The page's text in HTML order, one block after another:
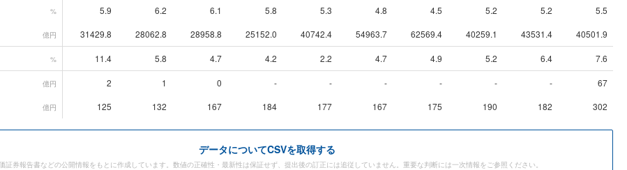
% 5.9 6.2 6.1 5.8 5.3 4.8 4.5 5.2 5.2 5.5
億円 31429.8 28062.8 28958.8 25152.0 40742.4 54963.7 62569.4 40259.1 43531.4 40501.9
% 11.4 5.8 4.7 4.2 2.2 4.7 4.9 5.2 6.4 7.6
億円 2 1 0 - - - - - - 67
億円 125 132 167 184 177 167 175 190 182 302
データについてCSVを取得する
証券報告書などの公開情報をもとに作成しています。数値の正確性・最新性は保証せず、提出後の訂正には追従していません。重要な判断には一次情報をご参照ください。